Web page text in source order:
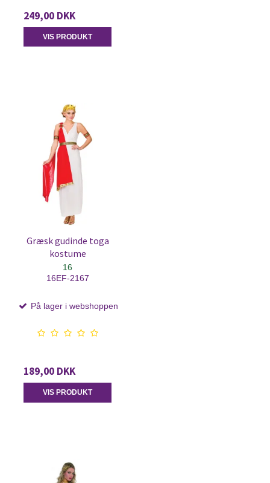
249,00 DKK
VIS PRODUKT
Græsk gudinde toga
kostume
16
16EF-2167
På lager i webshoppen
189,00 DKK
VIS PRODUKT